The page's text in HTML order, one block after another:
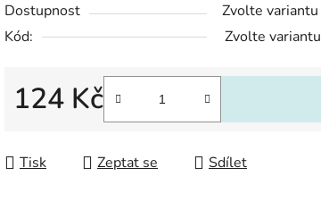
Dostupnost
Zvolte variantu
Kód:
Zvolte variantu
124 Kč
Tisk Zeptat se Sdílet